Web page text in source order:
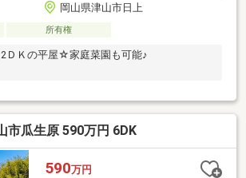
岡山県津山市日上
所有権
ＤＫの平屋☆家庭菜園も可能♪
市瓜生原 590万円 6DK
590万円